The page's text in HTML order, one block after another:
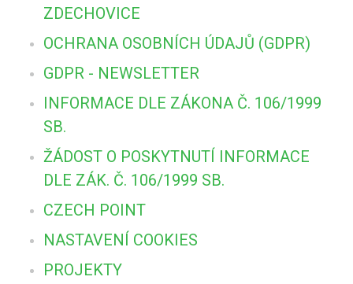
ZDECHOVICE
OCHRANA OSOBNÍCH ÚDAJŮ (GDPR)
GDPR - NEWSLETTER
INFORMACE DLE ZÁKONA Č. 106/1999
SB.
ŽÁDOST O POSKYTNUTÍ INFORMACE
DLE ZÁK. Č. 106/1999 SB.
CZECH POINT
NASTAVENÍ COOKIES
PROJEKTY